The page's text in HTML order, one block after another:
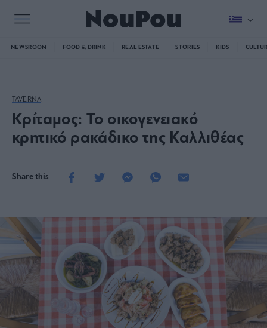
NEWSROOM FOOD & DRINK REAL ESTATE STORIES KIDS
TAVERNA
Κρίταμος: Το οικογενειακό
κρητικό ρακάδικο της Καλλιθέας
Share this